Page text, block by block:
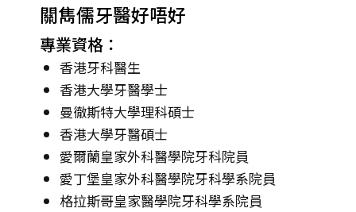
關雋儒牙醫好唔好
專業資格：
香港牙科醫生
香港大學牙醫學士
曼徹斯特大學理科碩士
香港大學牙醫碩士
愛爾蘭皇家外科醫學院牙科院員
愛丁堡皇家外科醫學院牙科學系院員
格拉斯哥皇家醫學院牙科學系院員